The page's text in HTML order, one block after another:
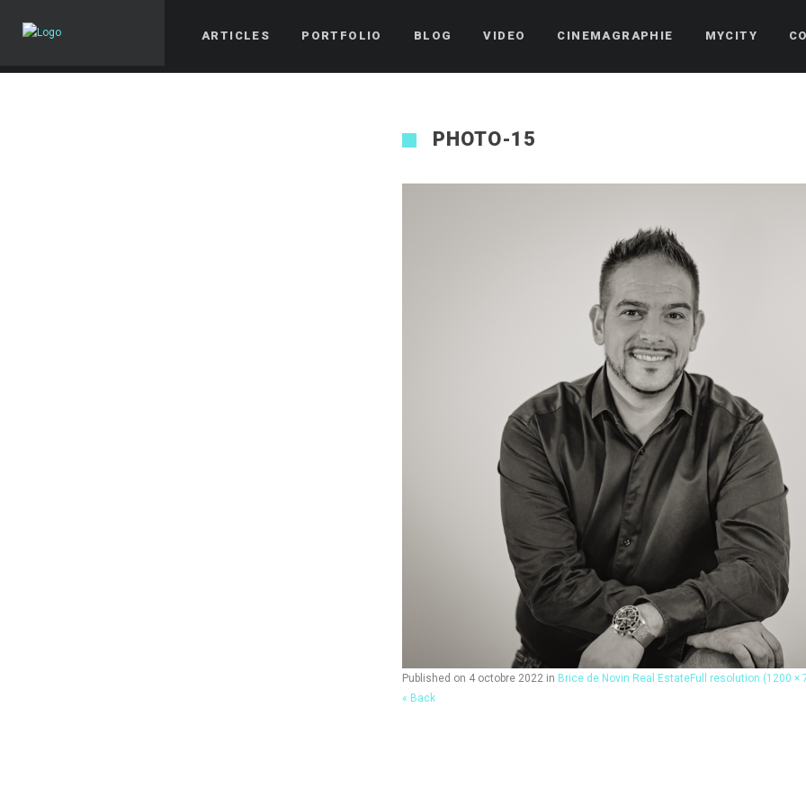
ARTICLES PORTFOLIO BLOG VIDEO CINEMAGRAPHIE MYCITY
PHOTO-15
Published on 4 octobre 2022 in Brice de Novin Real EstateFull resolution (1200 ×
« Back